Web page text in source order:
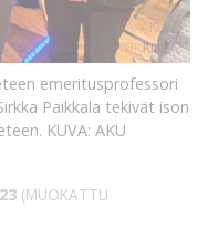
KUVA:
KUVA: AKU
LAATIKAINEN
emeritusprofessori
Paikkala tekivät ison
KUVA: AKU
(MUOKATTU